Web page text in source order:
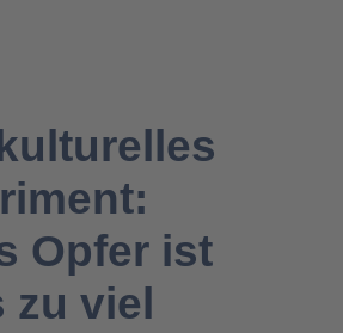
Opfer ist
zu viel